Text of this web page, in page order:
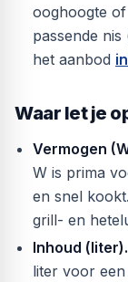
ooghoogte
passende
het aanbod
Waar let je
Vermogen
W is prima
en snel
grill- en
Inhoud (liter).
liter voor